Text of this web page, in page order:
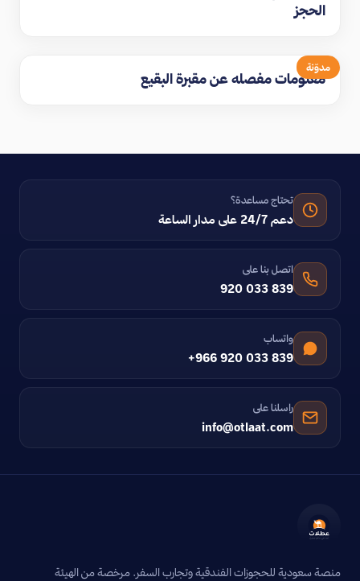
الحجز
مدوّنة
معلومات مفصله عن مقبرة البقيع
تحتاج مساعدة؟
دعم 24/7 على مدار الساعة
اتصل بنا على
920 033 839
واتساب
+966 920 033 839
راسلنا على
info@otlaat.com
منصة سعودية للحجوزات الفندقية وتجارب السفر. مرخصة من الهيئة